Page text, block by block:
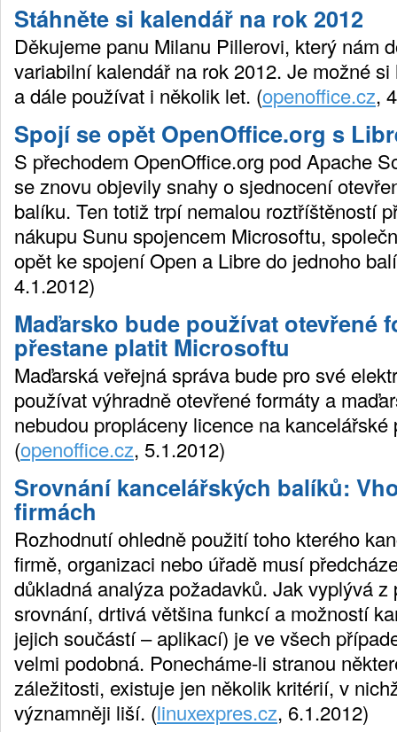
Stáhněte si kalendář na rok 2012
Děkujeme panu Milanu Pillerovi, který nám
variabilní kalendář na rok 2012. Je možné
a dále používat i několik let. (openoffice.cz,
Spojí se opět OpenOffice.org s
S přechodem OpenOffice.org pod Apache
se znovu objevily snahy o sjednocení
balíku. Ten totiž trpí nemalou roztříštěností
nákupu Sunu spojencem Microsoftu,
opět ke spojení Open a Libre do jednoho
4.1.2012)
Maďarsko bude používat otevřené
přestane platit Microsoftu
Maďarská veřejná správa bude pro své
používat výhradně otevřené formáty a
nebudou propláceny licence na
(openoffice.cz, 5.1.2012)
Srovnání kancelářských balíků:
firmách
Rozhodnutí ohledně použití toho kterého
firmě, organizaci nebo úřadě musí
důkladná analýza požadavků. Jak vyplývá z
srovnání, drtivá většina funkcí a možností
jejich součástí – aplikací) je ve všech
velmi podobná. Ponecháme-li stranou
záležitosti, existuje jen několik kritérií, v
významněji liší. (linuxexpres.cz, 6.1.2012)